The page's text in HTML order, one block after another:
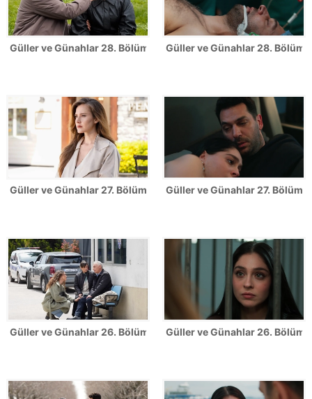
Güller ve Günahlar 28. Bölüm FotoğraflarıGüller ve Günahlar 28.
Güller ve Günahlar 27. Bölüm FotoğraflarıGüller ve Günahlar 27.
Güller ve Günahlar 26. Bölüm FotoğraflarıGüller ve Günahlar 26.